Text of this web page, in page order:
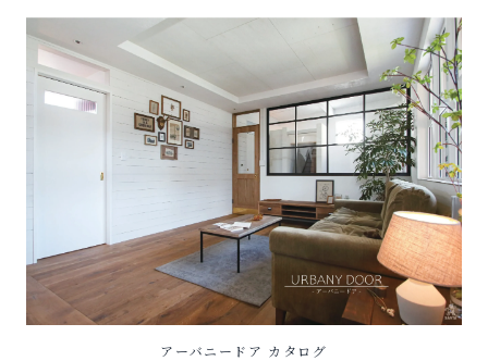
アーバニードア カタログ